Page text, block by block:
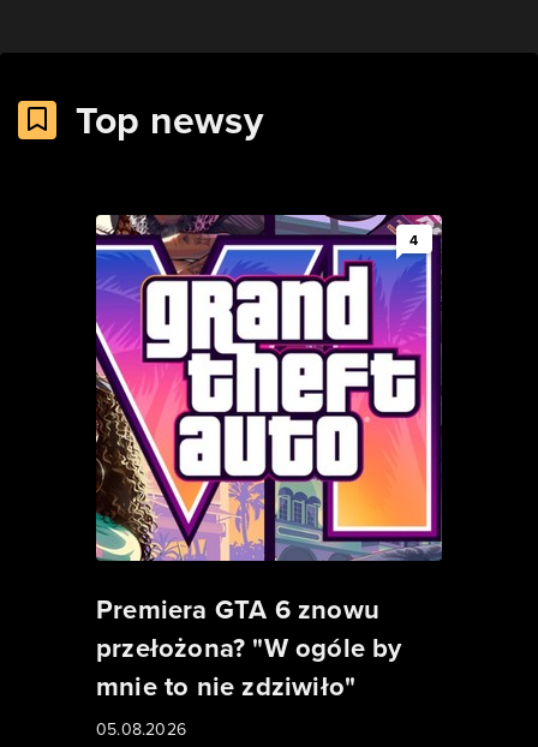
Top newsy
4
Premiera GTA 6 znowu
przełożona? "W ogóle by
mnie to nie zdziwiło"
05.08.2026